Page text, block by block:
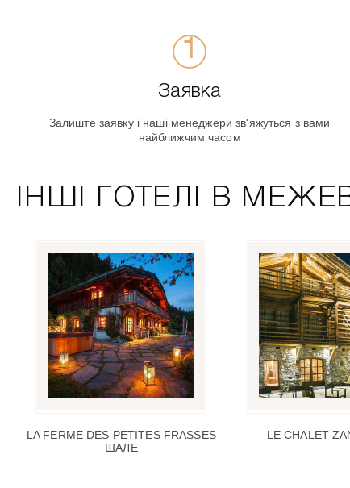
Заявка
Залиште заявку і наші менеджери зв'яжуться з вами
найближчим часом
ІНШІ ГОТЕЛІ В
LA FERME DES PETITES FRASSES
ШАЛЕ
LE CHALET